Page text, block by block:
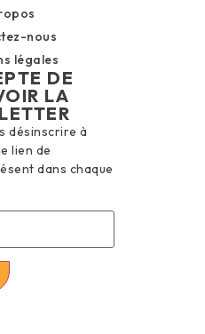
nous
légales
DE
LA
désinscrire à
lien de
dans chaque